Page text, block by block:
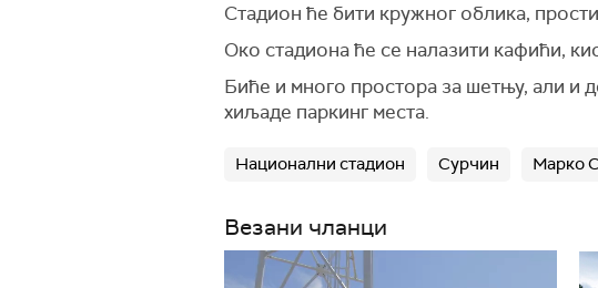
Стадион ће бити кружног облика,
Око стадиона ће се налазити кафићи,
Биће и много простора за шетњу, али и
хиљаде паркинг места.
Национални стадион Сурчин Марко
Везани чланци